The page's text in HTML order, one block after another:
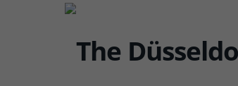
DÜSSEL-KULTUR & POP
Der Rosenmontagszug im